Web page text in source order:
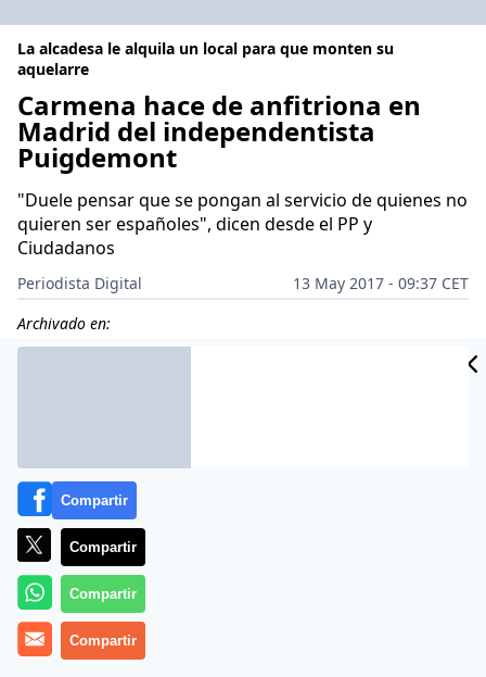
La alcadesa le alquila un local para que monten su
aquelarre
Carmena hace de anfitriona en
Madrid del independentista
Puigdemont
"Duele pensar que se pongan al servicio de quienes no
quieren ser españoles", dicen desde el PP y
Ciudadanos
Periodista Digital
13 May 2017 - 09:37 CET
Archivado en:
Compartir
Compartir
Compartir
Compartir